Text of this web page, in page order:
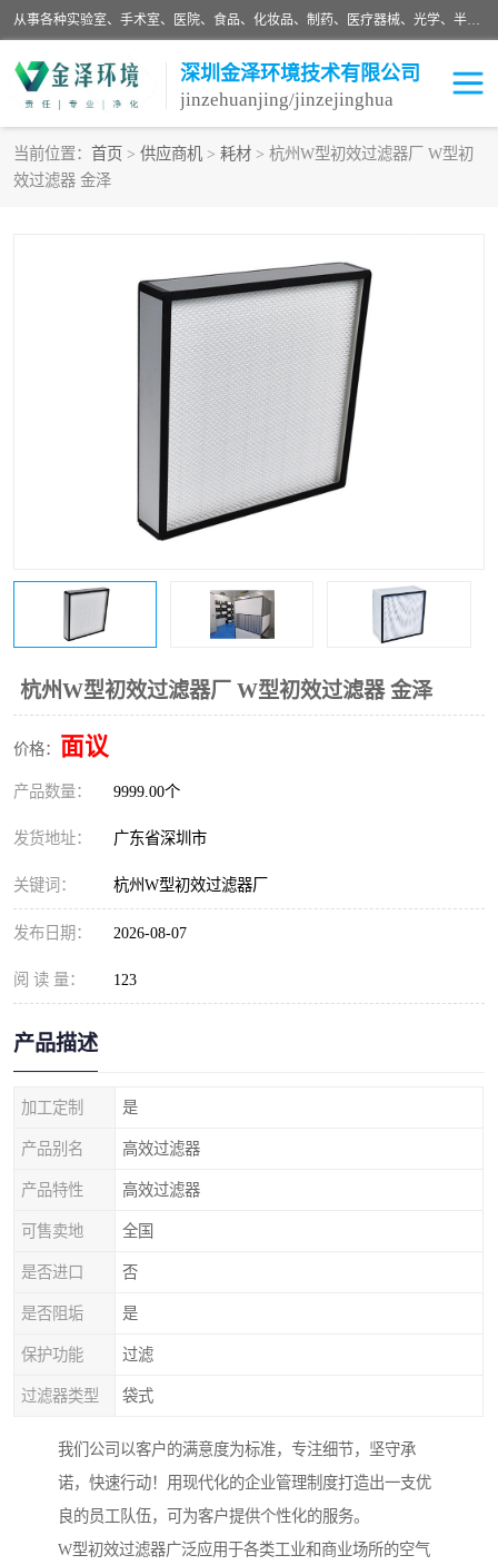
从事各种实验室、手术室、医院、食品、化妆品、制药、医疗器械、光学、半导体、精密电子等无尘车间行业的洁净车间装修设计、净化设备、恒温恒湿空调的设计制作与安装、净化系统工程项目施工及其技术支持服务。
深圳金泽环境技术有限公司
jinzehuanjing/jinzejinghua
当前位置： 首页 > 供应商机 > 耗材 > 杭州W型初效过滤器厂 W型初
效过滤器 金泽
杭州W型初效过滤器厂 W型初效过滤器 金泽
价格： 面议
产品数量： 9999.00个
发货地址： 广东省深圳市
关键词： 杭州W型初效过滤器厂
发布日期： 2026-08-07
阅 读 量： 123
产品描述
加工定制 是
产品别名 高效过滤器
产品特性 高效过滤器
可售卖地 全国
是否进口 否
是否阻垢 是
保护功能 过滤
过滤器类型 袋式
我们公司以客户的满意度为标准，专注细节，坚守承
诺，快速行动！用现代化的企业管理制度打造出一支优
良的员工队伍，可为客户提供个性化的服务。
W型初效过滤器广泛应用于各类工业和商业场所的空气
耗材
GMP车间净化
生命工程
食品饮料
光电车间
恒温恒湿净化空调